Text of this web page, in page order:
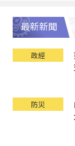
最新新聞
政經
防災